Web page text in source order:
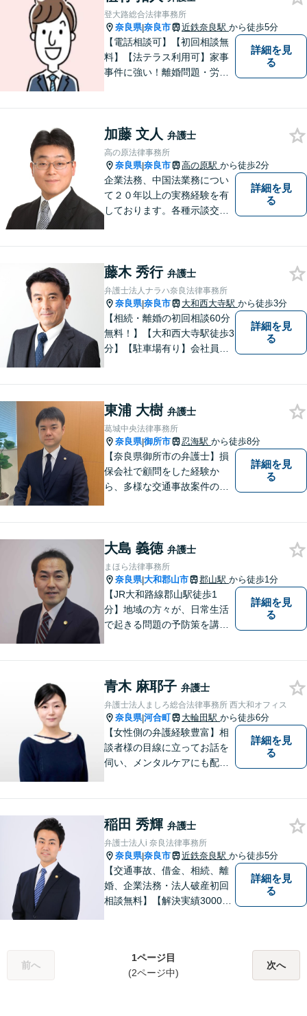
悩みごとがありましたら、お
気軽にご相談ください。
登大路総合法律事務所
奈良県|奈良市 近鉄奈良駅 から徒歩5分
【電話相談可】【初回相談無
料】【法テラス利用可】家事
事件に強い！離婚問題・労働
談しやすい弁護士を目指す
【夜間・休日面談可】【完全
個室】【近鉄奈良駅5分】
詳細を見
る
加藤 文人 弁護士
高の原法律事務所
奈良県|奈良市 高の原駅 から徒歩2分
企業法務、中国法業務につい
て２０年以上の実務経験を有
しております。各種示談交
詳細を見
る
藤木 秀行 弁護士
弁護士法人ナラハ奈良法律事務所
奈良県|奈良市 大和西大寺駅 から徒歩3分
【相続・離婚の初回相談60分
無料！】【大和西大寺駅徒歩3
分】【駐車場有り】会社員を
ましたら、どうぞお気軽にご
相談ください。【お子様連れ
相談可】
詳細を見
る
東浦 大樹 弁護士
葛城中央法律事務所
奈良県|御所市 忍海駅 から徒歩8分
【奈良県御所市の弁護士】損
保会社で顧問をした経験か
ら、多様な交通事故案件の対
す。
詳細を見
る
大島 義徳 弁護士
まほら法律事務所
奈良県|大和郡山市 郡山駅 から徒歩1分
【JR大和路線郡山駅徒歩1
分】地域の方々が、日常生活
で起きる問題の予防策を講じ
身近な弁護士を目指していま
す。
詳細を見
る
青木 麻耶子 弁護士
弁護士法人ましろ総合法律事務所 西大和オフィス
奈良県|河合町 大輪田駅 から徒歩6分
【女性側の弁護経験豊富】相
談者様の目線に立ってお話を
伺い、メンタルケアにも配慮
策をご提案【LINE利用可】
【平日夜間、土日祝日、応相
談】
詳細を見
る
稲田 秀輝 弁護士
弁護士法人i 奈良法律事務所
奈良県|奈良市 近鉄奈良駅 から徒歩5分
【交通事故、借金、相続、離
婚、企業法務・法人破産初回
相談無料】【解決実績3000件
務のお悩みは【弁護士法人ｉ
（アイ）奈良法律事務所】に
詳細を見
る
前へ
1ページ目
(2ページ中)
次へ